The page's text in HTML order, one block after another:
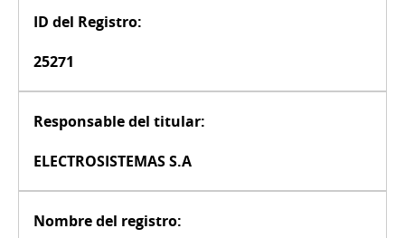
ID del Registro:
25271
Responsable del titular:
ELECTROSISTEMAS S.A
Nombre del registro: